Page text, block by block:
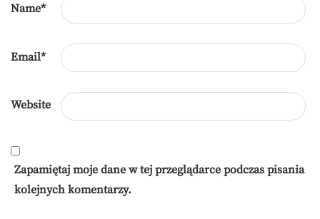
Name*
Email*
Website
Zapamiętaj moje dane w tej przeglądarce podczas pisania
kolejnych komentarzy.